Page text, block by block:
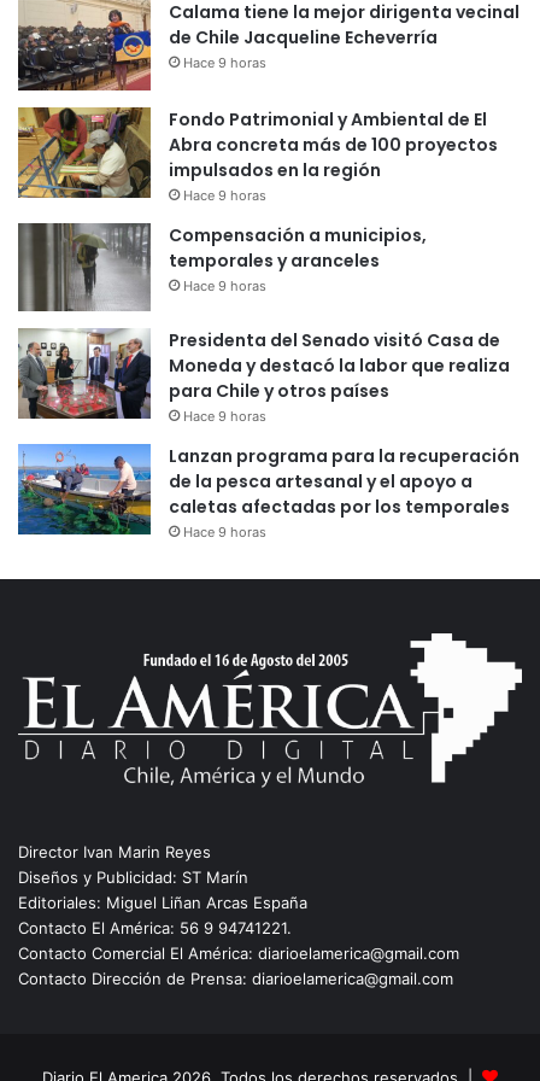
Calama tiene la mejor dirigenta vecinal
de Chile Jacqueline Echeverría
Hace 9 horas
Fondo Patrimonial y Ambiental de El
Abra concreta más de 100 proyectos
impulsados en la región
Hace 9 horas
Compensación a municipios,
temporales y aranceles
Hace 9 horas
Presidenta del Senado visitó Casa de
Moneda y destacó la labor que realiza
para Chile y otros países
Hace 9 horas
Lanzan programa para la recuperación
de la pesca artesanal y el apoyo a
caletas afectadas por los temporales
Hace 9 horas
Director Ivan Marin Reyes
Diseños y Publicidad: ST Marín
Editoriales: Miguel Liñan Arcas España
Contacto El América: 56 9 94741221.
Contacto Comercial El América: diarioelamerica@gmail.com
Contacto Dirección de Prensa: diarioelamerica@gmail.com